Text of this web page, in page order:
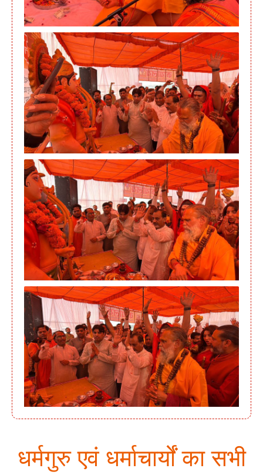
धर्मगुरु एवं धर्माचार्यों का सभी